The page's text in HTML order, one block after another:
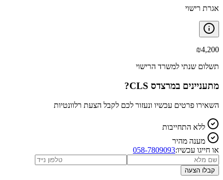
אגרת רישוי
₪4,200
תשלום שנתי למשרד הרישוי
מתעניינים במרצדס CLS ?
השאירו פרטים עכשיו ונעזור לכם לקבל הצעת רלוונטיות
ללא התחייבות
מענה מהיר
או חייגו עכשיו:058-7809093
קבלו הצעה